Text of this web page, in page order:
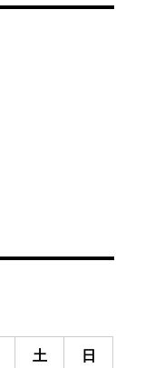
土 日